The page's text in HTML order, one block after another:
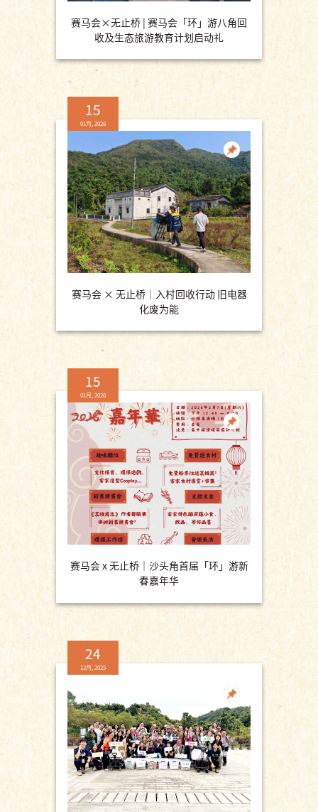
赛马会×无止桥 | 赛马会「环」游八角回
收及生态旅游教育计划启动礼
15
01月, 2026
赛马会 × 无止桥｜入村回收行动 旧电器
化废为能
15
01月, 2026
赛马会 x 无止桥｜沙头角首届「环」游新
春嘉年华
24
12月, 2025